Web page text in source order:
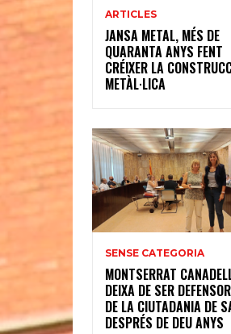
ARTICLES
JANSA METAL, MÉS DE
QUARANTA ANYS FENT
CRÉIXER LA
METÀL·LICA
SENSE CATEGORIA
MONTSERRAT
DEIXA DE SER
DE LA CIUTADANIA DE
DESPRÉS DE DEU ANYS